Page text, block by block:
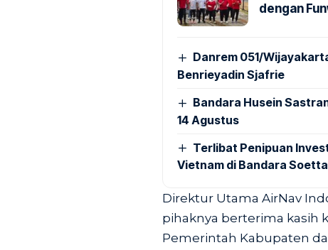
dengan
Danrem 051/
Benrieyadin Sjafrie
Bandara Husein
14 Agustus
Terlibat Penipuan
Vietnam di Bandara Soetta
Direktur Utama AirNav
pihaknya berterima kasih
Pemerintah Kabupaten